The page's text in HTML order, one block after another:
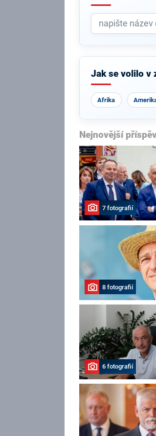
Jak se volilo v
Afrika
Nejnovější
7 fotografií
8 fotografií
6 fotografií